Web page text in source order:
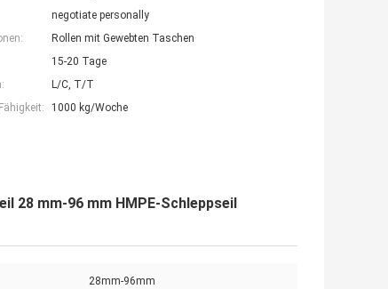
negotiate personally
Rollen mit Gewebten Taschen
15-20 Tage
L/C, T/T
1000 kg/Woche
28 mm-96 mm HMPE-Schleppseil
28mm-96mm